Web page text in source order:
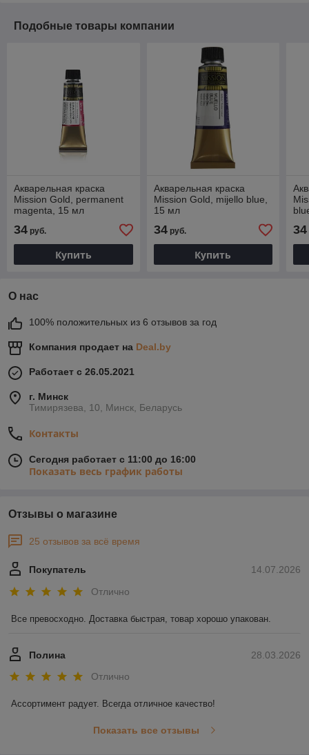
Подобные товары компании
Акварельная краска
Mission Gold, permanent
magenta, 15 мл
34 руб.
Купить
Акварельная краска
Mission Gold, mijello blue,
15 мл
34руб.
Купить
34
О нас
100% положительных из 6 отзывов за год
Компания продает на Deal.by
Работает с 26.05.2021
г. Минск
Тимирязева, 10, Минск, Беларусь
Контакты
Сегодня работает с 11:00 до 16:00
Показать весь график работы
Отзывы о магазине
25 отзывов за всё время
14.07.2026
Покупатель
Отлично
Все превосходно. Доставка быстрая, товар хорошо упакован.
28.03.2026
Полина
Отлично
Ассортимент радует. Всегда отличное качество!
Показать все отзывы